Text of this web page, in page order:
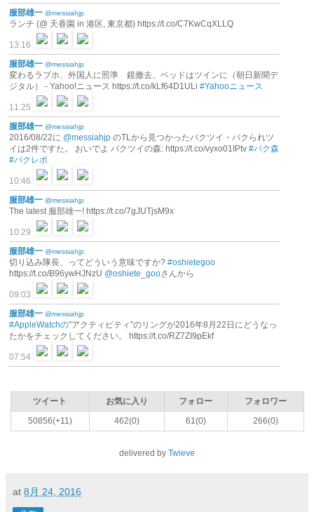
服部雄一 @messiahjp
ランチ (@ 天香園 in 港区, 東京都) https://t.co/C7KwCqXLLQ
13:16
服部雄一 @messiahjp
変わるラブホ、外国人に照準 鏡撤去、ベッドはツインに（朝日新聞デ
ジタル） - Yahoo!ニュース https://t.co/kLf64D1ULi #Yahooニュース
11:25
服部雄一 @messiahjp
2016/08/22に @messiahjp のTLから見つかったパクツイ・パクられツ
イは2件ですた。 おいでよ パクツイの森: https://t.co/vyxo01IPtv #パク森
#パクレポ
10:46
服部雄一 @messiahjp
The latest 服部雄一! https://t.co/7gJUTjsM9x
10:29
服部雄一 @messiahjp
切り込み隊長、ってどういう意味ですか? #oshietegoo
https://t.co/B96ywHJNzU @oshiete_gooさんから
09:03
服部雄一 @messiahjp
#AppleWatchの"アクティビティ"のリングが2016年8月22日にどうなっ
たかをチェックしてください。 https://t.co/RZ7ZI9pEkf
07:54
ツイート お気に入り フォロー
フォロワー
50856(+11)
462(0) 61(0) 266(0)
delivered by Twieve
at 8月 24, 2016